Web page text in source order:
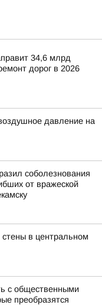
34,6 млрд
дорог в 2026
давление на
соболезнования
от вражеской
в центральном
с общественными
преобразятся